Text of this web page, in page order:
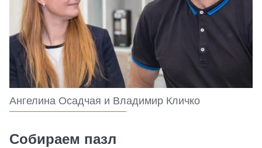
Ангелина Осадчая и Владимир Кличко
Собираем пазл